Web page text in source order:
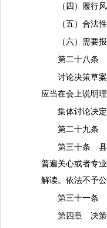
（四）履行
（五）合法
（六）需要
第二十八条
讨论决策草
应当在会上说明理
集体讨论决
第二十九条
第三十条 县
普遍关心或者专
解读。依法不予公
第三十一条
第四章 决策